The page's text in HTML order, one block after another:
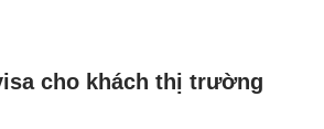
cho khách thị trường